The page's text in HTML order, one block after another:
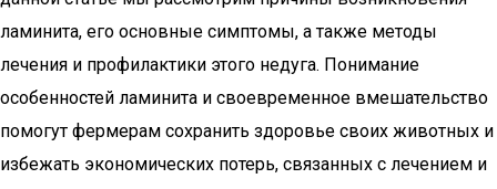
ламинита, его основные симптомы, а также методы
лечения и профилактики этого недуга. Понимание
особенностей ламинита и своевременное вмешательство
помогут фермерам сохранить здоровье своих животных и
избежать экономических потерь, связанных с лечением и